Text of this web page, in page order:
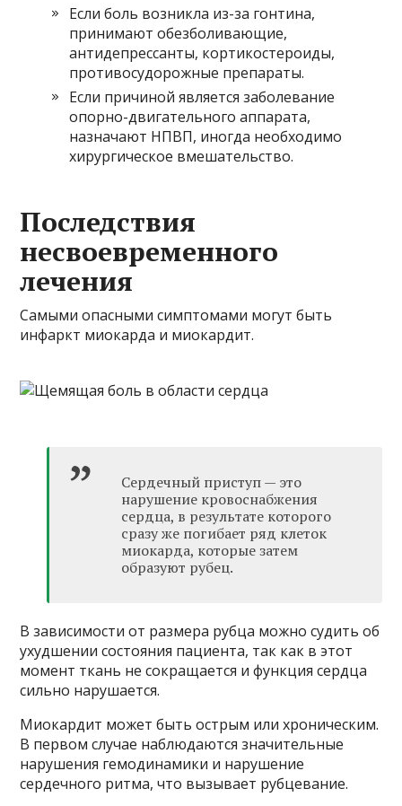
Если боль возникла из-за гонтина,
принимают обезболивающие,
антидепрессанты, кортикостероиды,
противосудорожные препараты.
Если причиной является заболевание
опорно-двигательного аппарата,
назначают НПВП, иногда необходимо
хирургическое вмешательство.
Последствия
несвоевременного
лечения
Самыми опасными симптомами могут быть
инфаркт миокарда и миокардит.
Сердечный приступ — это
нарушение кровоснабжения
сердца, в результате которого
сразу же погибает ряд клеток
миокарда, которые затем
образуют рубец.
В зависимости от размера рубца можно судить об
ухудшении состояния пациента, так как в этот
момент ткань не сокращается и функция сердца
сильно нарушается.
Миокардит может быть острым или хроническим.
В первом случае наблюдаются значительные
нарушения гемодинамики и нарушение
сердечного ритма, что вызывает рубцевание.